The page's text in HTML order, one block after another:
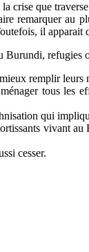
que
remarquer
il apparait
remplir
tous les
qui
vivant
cesser.